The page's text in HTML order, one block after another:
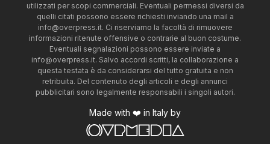
utilizzati per scopi commerciali. Eventuali permessi diversi da
quelli citati possono essere richiesti inviando una mail a
info@overpress.it. Ci riserviamo la facoltà di rimuovere
informazioni ritenute offensive o contrarie al buon costume.
Eventuali segnalazioni possono essere inviate a
info@overpress.it. Salvo accordi scritti, la collaborazione a
questa testata è da considerarsi del tutto gratuita e non
retribuita. Del contenuto degli articoli e degli annunci
pubblicitari sono legalmente responsabili i singoli autori.
Made with ❤️ in Italy by